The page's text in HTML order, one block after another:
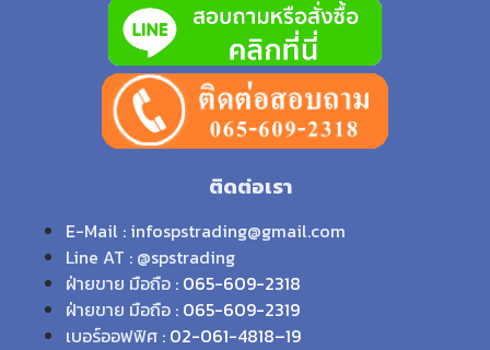
ติดต่อเรา
E-Mail : infospstrading@gmail.com
Line AT : @spstrading
ฝ่ายขาย มือถือ : 065-609-2318
ฝ่ายขาย มือถือ : 065-609-2319
เบอร์ออฟฟิศ : 02-061-4818–19